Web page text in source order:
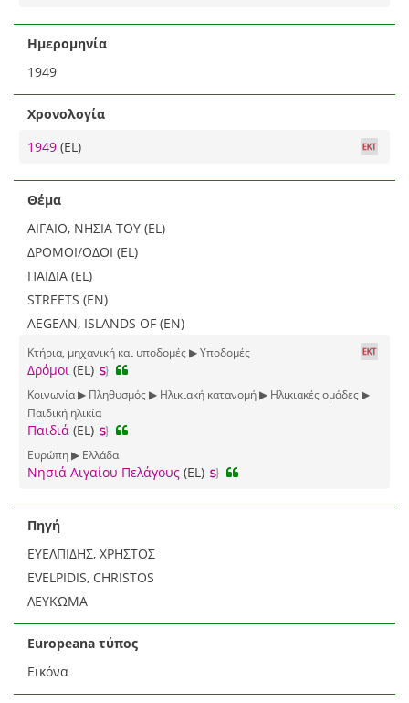
Ημερομηνία
1949
Χρονολογία
1949 (EL)
Θέμα
ΑΙΓΑΙΟ, ΝΗΣΙΑ ΤΟΥ (EL)
ΔΡΟΜΟΙ/ΟΔΟΙ (EL)
ΠΑΙΔΙΑ (EL)
STREETS (EN)
AEGEAN, ISLANDS OF (EN)
Κτήρια, μηχανική και υποδομές ▶ Υποδομές
Δρόμοι (EL)
Κοινωνία ▶ Πληθυσμός ▶ Ηλικιακή κατανομή ▶ Ηλικιακές ομάδες ▶
Παιδική ηλικία
Παιδιά (EL)
Ευρώπη ▶ Ελλάδα
Νησιά Αιγαίου Πελάγους (EL)
Πηγή
ΕΥΕΛΠΙΔΗΣ, ΧΡΗΣΤΟΣ
EVELPIDIS, CHRISTOS
ΛΕΥΚΩΜΑ
Europeana τύπος
Εικόνα